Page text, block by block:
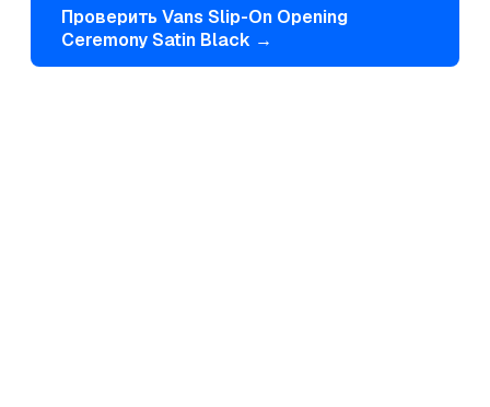
Проверить Vans Slip-On Opening
Ceremony Satin Black →